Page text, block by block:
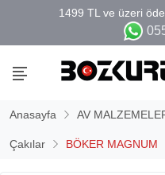
Anasayfa AV
Çakılar BÖKER MAGNUM